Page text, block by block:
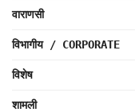
वाराणसी
विभागीय / CORPORATE
विशेष
शामली